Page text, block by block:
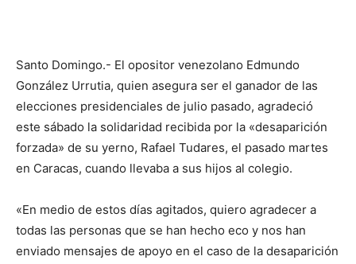
Santo Domingo.- El opositor venezolano Edmundo
González Urrutia, quien asegura ser el ganador de las
elecciones presidenciales de julio pasado, agradeció
este sábado la solidaridad recibida por la «desaparición
forzada» de su yerno, Rafael Tudares, el pasado martes
en Caracas, cuando llevaba a sus hijos al colegio.
«En medio de estos días agitados, quiero agradecer a
todas las personas que se han hecho eco y nos han
enviado mensajes de apoyo en el caso de la desaparición